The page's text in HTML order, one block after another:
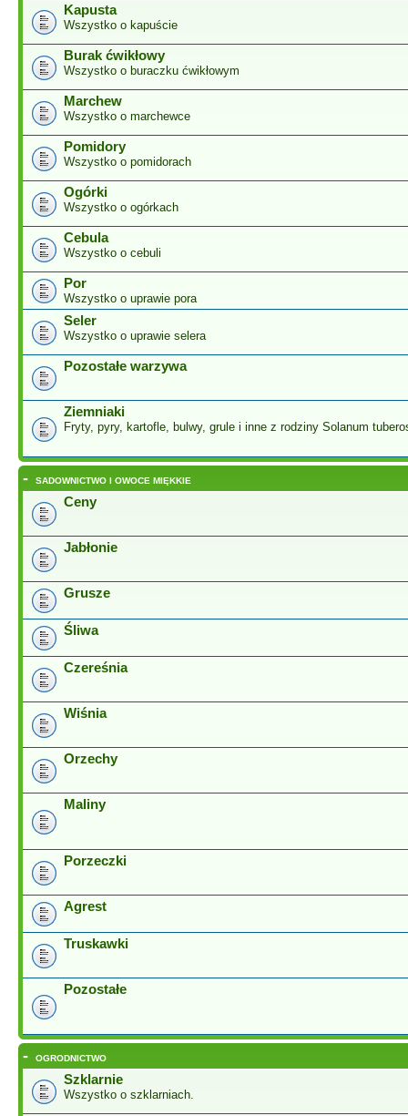
Kapusta
Wszystko o kapuście
Burak ćwikłowy
Wszystko o buraczku ćwikłowym
Marchew
Wszystko o marchewce
Pomidory
Wszystko o pomidorach
Ogórki
Wszystko o ogórkach
Cebula
Wszystko o cebuli
Por
Wszystko o uprawie pora
Seler
Wszystko o uprawie selera
Pozostałe warzywa
Ziemniaki
Fryty, pyry, kartofle, bulwy, grule i inne z rodziny Solanum
- SADOWNICTWO I OWOCE MIĘKKIE
Ceny
Jabłonie
Grusze
Śliwa
Czereśnia
Wiśnia
Orzechy
Maliny
Porzeczki
Agrest
Truskawki
Pozostałe
- OGRODNICTWO
Szklarnie
Wszystko o szklarniach.